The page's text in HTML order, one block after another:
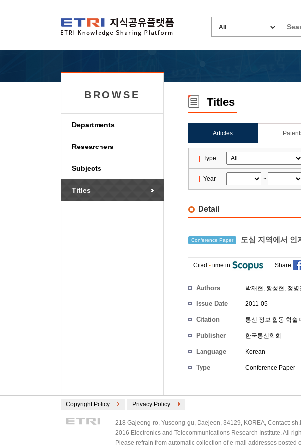
BROWSE
Departments
Researchers
Subjects
Titles
Titles
Articles
Type
Year ~
Detail
Conference Paper 도심 지역에서 인
Cited - time in Share
Authors 박재현 , 황성현 , 정병
Issue Date 2011-05
Citation 통신 정보 합동 학술
Publisher 한국통신학회
Language Korean
Type Conference Paper
Copyright Policy Privacy Policy
218 Gajeong-ro, Yuseong-gu, Daejeon, 34129, KOREA, Contact:
2016 Electronics and Telecommunications Research Institute. All
Please refrain from automatic collection of e-mail addresses posted